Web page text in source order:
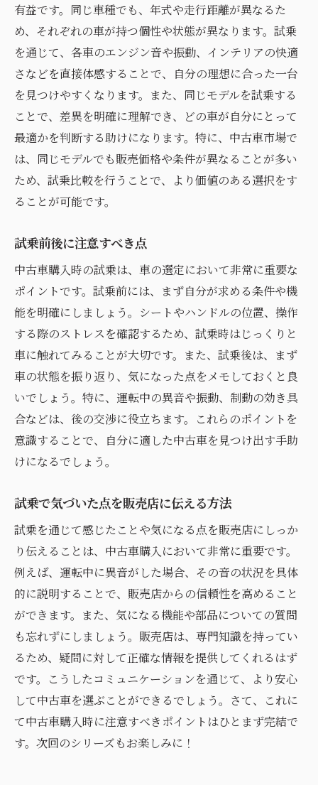
有益です。同じ車種でも、年式や走行距離が異なるた
め、それぞれの車が持つ個性や状態が異なります。試乗
を通じて、各車のエンジン音や振動、インテリアの快適
さなどを直接体感することで、自分の理想に合った一台
を見つけやすくなります。また、同じモデルを試乗する
ことで、差異を明確に理解でき、どの車が自分にとって
最適かを判断する助けになります。特に、中古車市場で
は、同じモデルでも販売価格や条件が異なることが多い
ため、試乗比較を行うことで、より価値のある選択をす
ることが可能です。
試乗前後に注意すべき点
中古車購入時の試乗は、車の選定において非常に重要な
ポイントです。試乗前には、まず自分が求める条件や機
能を明確にしましょう。シートやハンドルの位置、操作
する際のストレスを確認するため、試乗時はじっくりと
車に触れてみることが大切です。また、試乗後は、まず
車の状態を振り返り、気になった点をメモしておくと良
いでしょう。特に、運転中の異音や振動、制動の効き具
合などは、後の交渉に役立ちます。これらのポイントを
意識することで、自分に適した中古車を見つけ出す手助
けになるでしょう。
試乗で気づいた点を販売店に伝える方法
試乗を通じて感じたことや気になる点を販売店にしっか
り伝えることは、中古車購入において非常に重要です。
例えば、運転中に異音がした場合、その音の状況を具体
的に説明することで、販売店からの信頼性を高めること
ができます。また、気になる機能や部品についての質問
も忘れずにしましょう。販売店は、専門知識を持ってい
るため、疑問に対して正確な情報を提供してくれるはず
です。こうしたコミュニケーションを通じて、より安心
して中古車を選ぶことができるでしょう。さて、これに
て中古車購入時に注意すべきポイントはひとまず完結で
す。次回のシリーズもお楽しみに！